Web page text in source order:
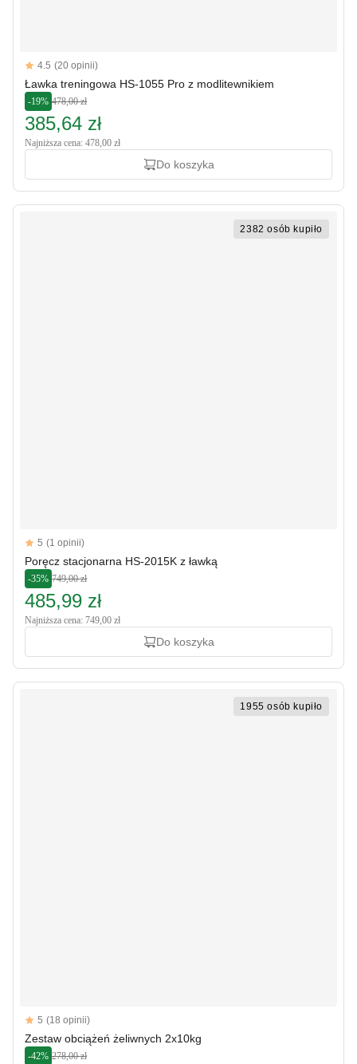
Reviews
4.5 out of 5 stars
4.5 (20 opinii)
Ławka treningowa HS-1055 Pro z modlitewnikiem
-19% 478,00 zł
385,64 zł
Najniższa cena: 478,00 zł
Do koszyka
2382 osób kupiło
Reviews
5 out of 5 stars
5 (1 opinii)
Poręcz stacjonarna HS-2015K z ławką
-35% 749,00 zł
485,99 zł
Najniższa cena: 749,00 zł
Do koszyka
1955 osób kupiło
Reviews
5 out of 5 stars
5 (18 opinii)
Zestaw obciążeń żeliwnych 2x10kg
-42% 278,00 zł